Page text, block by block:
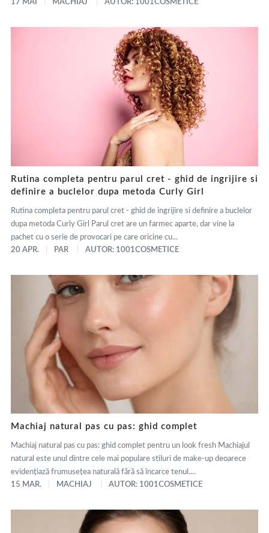
17 MAI
MACHIAJ AUTOR: 1001COSMETICE
Rutina completa pentru parul cret - ghid de ingrijire si
definire a buclelor dupa metoda Curly Girl
Rutina completa pentru parul cret - ghid de ingrijire si definire a buclelor
dupa metoda Curly Girl Parul cret are un farmec aparte, dar vine la
pachet cu o serie de provocari pe care oricine cu...
20 APR.
PAR AUTOR: 1001COSMETICE
Machiaj natural pas cu pas: ghid complet
Machiaj natural pas cu pas: ghid complet pentru un look fresh Machiajul
natural este unul dintre cele mai populare stiluri de make-up deoarece
evidențiază frumusețea naturală fără să încarce tenul....
15 MAR.
MACHIAJ AUTOR: 1001COSMETICE